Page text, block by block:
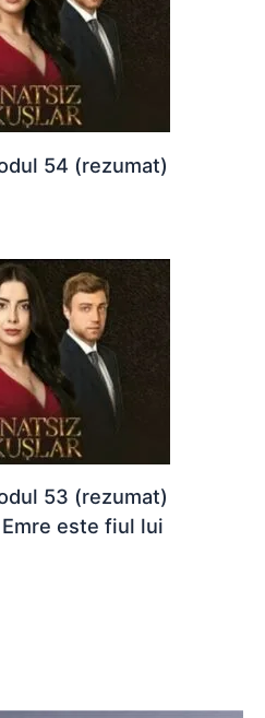
54 (rezumat)
53 (rezumat)
este fiul lui